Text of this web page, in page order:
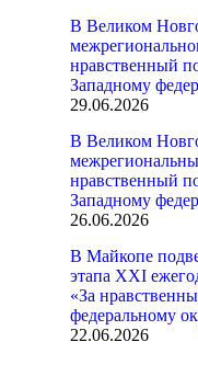
В Великом
нравственный
Западному
29.06.2026
В Великом
нравственный
Западному
26.06.2026
В Майкопе
этапа XXI
«За
федеральному
22.06.2026